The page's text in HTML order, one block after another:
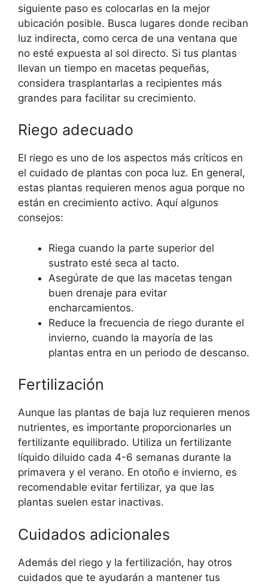
siguiente paso es colocarlas en la mejor
ubicación posible. Busca lugares donde reciban
luz indirecta, como cerca de una ventana que
no esté expuesta al sol directo. Si tus plantas
llevan un tiempo en macetas pequeñas,
considera trasplantarlas a recipientes más
grandes para facilitar su crecimiento.
Riego adecuado
El riego es uno de los aspectos más críticos en
el cuidado de plantas con poca luz. En general,
estas plantas requieren menos agua porque no
están en crecimiento activo. Aquí algunos
consejos:
Riega cuando la parte superior del
sustrato esté seca al tacto.
Asegúrate de que las macetas tengan
buen drenaje para evitar
encharcamientos.
Reduce la frecuencia de riego durante el
invierno, cuando la mayoría de las
plantas entra en un periodo de descanso.
Fertilización
Aunque las plantas de baja luz requieren menos
nutrientes, es importante proporcionarles un
fertilizante equilibrado. Utiliza un fertilizante
líquido diluido cada 4-6 semanas durante la
primavera y el verano. En otoño e invierno, es
recomendable evitar fertilizar, ya que las
plantas suelen estar inactivas.
Cuidados adicionales
Además del riego y la fertilización, hay otros
cuidados que te ayudarán a mantener tus